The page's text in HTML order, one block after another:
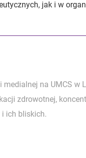
jak i w
na UMCS w
zdrowotnej,
i ich bliskich.